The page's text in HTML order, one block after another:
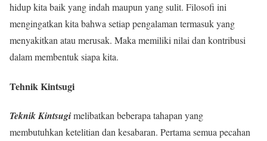
hidup kita baik yang indah maupun yang sulit. Filosofi ini
mengingatkan kita bahwa setiap pengalaman termasuk yang
menyakitkan atau merusak. Maka memiliki nilai dan kontribusi
dalam membentuk siapa kita.
Tehnik Kintsugi
Teknik Kintsugimelibatkan beberapa tahapan yang
membutuhkan ketelitian dan kesabaran. Pertama semua pecahan